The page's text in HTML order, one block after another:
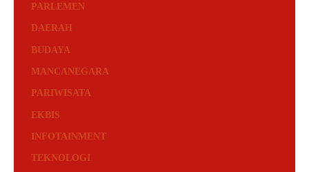
PARLEMEN
DAERAH
BUDAYA
MANCANEGARA
PARIWISATA
EKBIS
INFOTAINMENT
TEKNOLOGI